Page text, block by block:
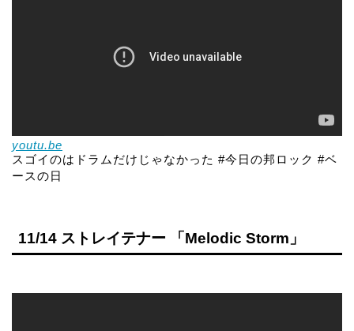
youtu.be
スゴイのはドラムだけじゃなかった #今日の邦ロック #ベ
ースの日
11/14 ストレイテナー 「Melodic Storm」